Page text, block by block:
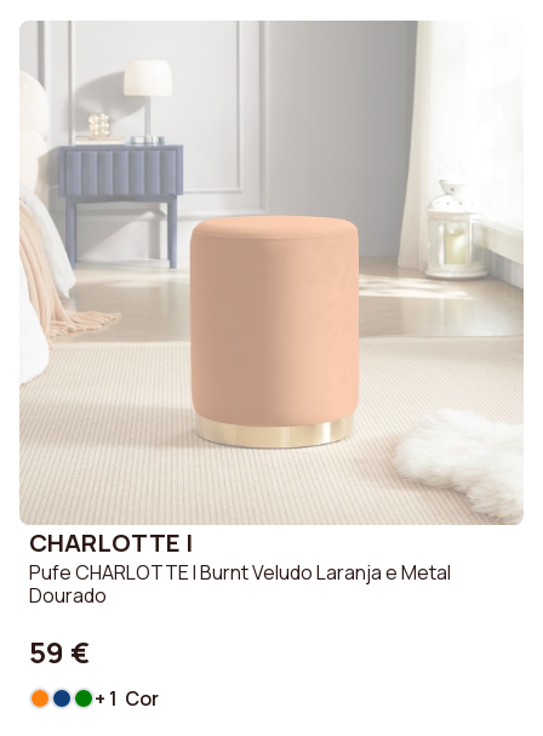
CHARLOTTE I
Pufe CHARLOTTE I Burnt Veludo Laranja e Metal
Dourado
59 €
+ 1 Cor